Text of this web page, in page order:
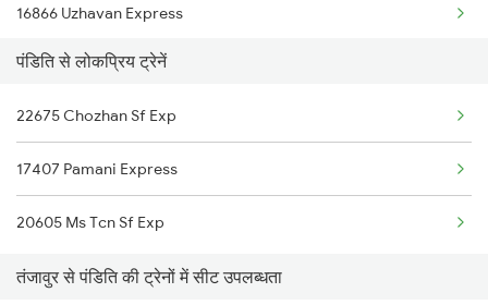
16866 Uzhavan Express
पंडिति से लोकप्रिय ट्रेनें
22675 Chozhan Sf Exp
17407 Pamani Express
20605 Ms Tcn Sf Exp
तंजावुर से पंडिति की ट्रेनों में सीट उपलब्धता